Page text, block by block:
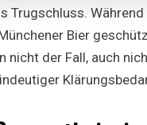
Trugschluss. Während
Bier
nicht der Fall, auch